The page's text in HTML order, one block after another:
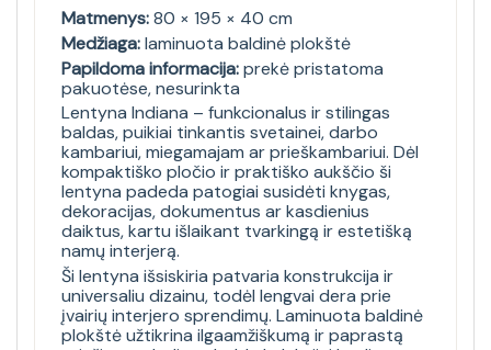
Matmenys:80 × 195 × 40 cm
Medžiaga:laminuota baldinė plokštė
Papildoma informacija:prekė pristatoma
pakuotėse, nesurinkta
Lentyna Indiana – funkcionalus ir stilingas
baldas, puikiai tinkantis svetainei, darbo
kambariui, miegamajam ar prieškambariui. Dėl
kompaktiško pločio ir praktiško aukščio ši
lentyna padeda patogiai susidėti knygas,
dekoracijas, dokumentus ar kasdienius
daiktus, kartu išlaikant tvarkingą ir estetišką
namų interjerą.
Ši lentyna išsiskiria patvaria konstrukcija ir
universaliu dizainu, todėl lengvai dera prie
įvairių interjero sprendimų. Laminuota baldinė
plokštė užtikrina ilgaamžiškumą ir paprastą